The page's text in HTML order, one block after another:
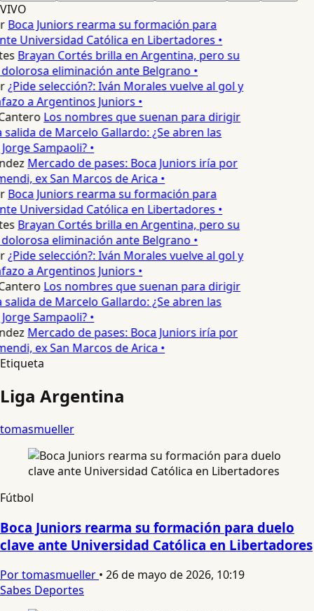
VIVO
Boca Juniors rearma su formación para
Universidad Católica en Libertadores •
Brayan Cortés brilla en Argentina, pero su
eliminación ante Belgrano •
¿Pide selección?: Iván Morales vuelve al gol y
a Argentinos Juniors •
Los nombres que suenan para dirigir
de Marcelo Gallardo: ¿Se abren las
Sampaoli? •
Mercado de pases: Boca Juniors iría por
ex San Marcos de Arica •
Boca Juniors rearma su formación para
Universidad Católica en Libertadores •
Brayan Cortés brilla en Argentina, pero su
eliminación ante Belgrano •
¿Pide selección?: Iván Morales vuelve al gol y
a Argentinos Juniors •
Los nombres que suenan para dirigir
de Marcelo Gallardo: ¿Se abren las
Sampaoli? •
Mercado de pases: Boca Juniors iría por
ex San Marcos de Arica •
Etiqueta
Liga Argentina
tomasmueller
Fútbol
Boca Juniors rearma su formación para duelo
clave ante Universidad Católica en Libertadores
Por tomasmueller • 26 de mayo de 2026, 10:19
Sabes Deportes